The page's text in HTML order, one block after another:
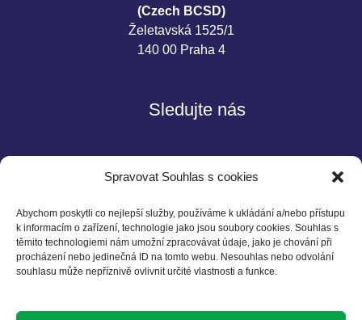
Spravovat Souhlas s cookies
Abychom poskytli co nejlepší služby, používáme k ukládání a/nebo přístupu
k informacím o zařízení, technologie jako jsou soubory cookies. Souhlas s
těmito technologiemi nám umožní zpracovávat údaje, jako je chování při
procházení nebo jedinečná ID na tomto webu. Nesouhlas nebo odvolání
souhlasu může nepříznivě ovlivnit určité vlastnosti a funkce.
(Czech BCSD)
Želetavská 1525/1
140 00 Praha 4
Sledujte nás
Kontakt